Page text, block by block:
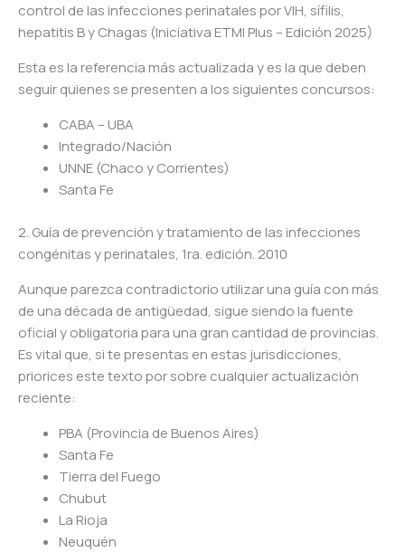
control de las infecciones perinatales por VIH, sífilis,
hepatitis B y Chagas (Iniciativa ETMI Plus – Edición 2025)
Esta es la referencia más actualizada y es la que deben
seguir quienes se presenten a los siguientes concursos:
CABA – UBA
Integrado/Nación
UNNE (Chaco y Corrientes)
Santa Fe
2. Guía de prevención y tratamiento de las infecciones
congénitas y perinatales, 1ra. edición. 2010
Aunque parezca contradictorio utilizar una guía con más
de una década de antigüedad, sigue siendo la fuente
oficial y obligatoria para una gran cantidad de provincias.
Es vital que, si te presentas en estas jurisdicciones,
priorices este texto por sobre cualquier actualización
reciente:
PBA (Provincia de Buenos Aires)
Santa Fe
Tierra del Fuego
Chubut
La Rioja
Neuquén